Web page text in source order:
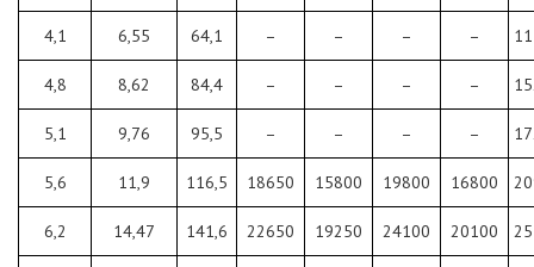
4,1 6,55 64,1 – – – –
4,8 8,62 84,4 – – – –
5,1 9,76 95,5 – – – –
5,6 11,9 116,5 18650 15800 19800 16800
6,2 14,47 141,6 22650 19250 24100 20100